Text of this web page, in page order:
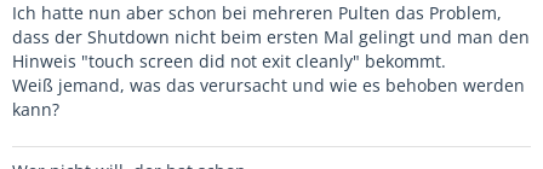
Ich hatte nun aber schon bei mehreren Pulten das Problem,
dass der Shutdown nicht beim ersten Mal gelingt und man den
Hinweis "touch screen did not exit cleanly" bekommt.
Weiß jemand, was das verursacht und wie es behoben werden
kann?